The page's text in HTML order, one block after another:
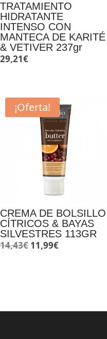
TRATAMIENTO
HIDRATANTE
INTENSO CON
MANTECA DE KARITÉ
& VETIVER 237gr
29,21€
¡Oferta!
CREMA DE BOLSILLO
CÍTRICOS & BAYAS
SILVESTRES 113GR
14,43€ El
11,99€El